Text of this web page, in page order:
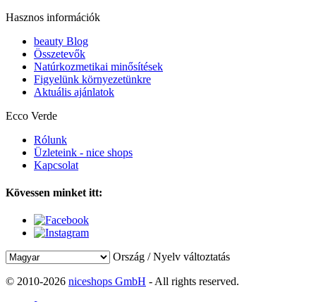
Hasznos információk
beauty Blog
Összetevők
Natúrkozmetikai minősítések
Figyelünk környezetünkre
Aktuális ajánlatok
Ecco Verde
Rólunk
Üzleteink - nice shops
Kapcsolat
Kövessen minket itt:
Ország / Nyelv változtatás
© 2010-2026 niceshops GmbH - All rights reserved.